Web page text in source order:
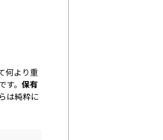
何より重
。 保有
は純粋に